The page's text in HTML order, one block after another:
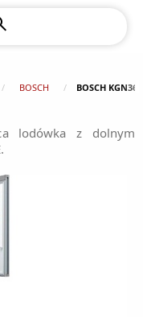
BOSCH BOSCH
lodówka z dolnym